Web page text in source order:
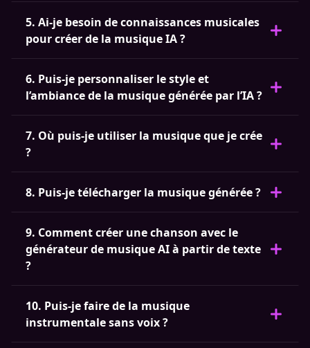
5. Ai-je besoin de connaissances musicales
pour créer de la musique IA ?
6. Puis-je personnaliser le style et
l’ambiance de la musique générée par l’IA ?
7. Où puis-je utiliser la musique que je crée
?
8. Puis-je télécharger la musique générée ?
9. Comment créer une chanson avec le
générateur de musique AI à partir de texte
?
10. Puis-je faire de la musique
instrumentale sans voix ?